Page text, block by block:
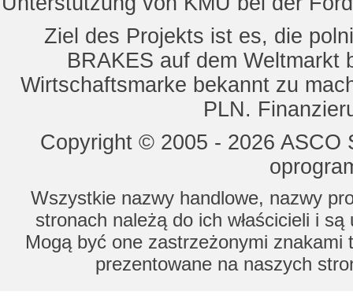
Ziel des Projekts ist es, die
BRAKES auf dem Weltmarkt
Wirtschaftsmarke bekannt zu
PLN.
Copyright © 2005 - 2026
Wszystkie nazwy handlowe, nazwy
stronach należą do ich właścicieli i
Mogą być one zastrzeżonymi znakami
prezentowane na naszych